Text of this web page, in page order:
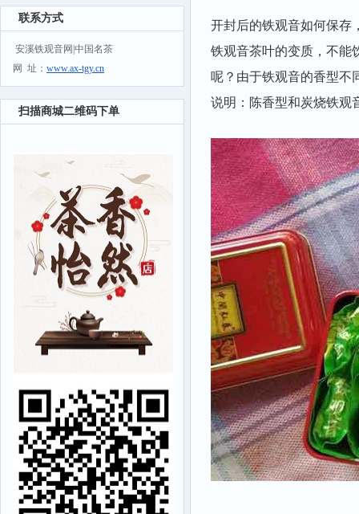
联系方式
安溪铁观音网|中国名茶
网 址： www.ax-tgy.cn
扫描商城二维码下单
开封后的铁观音如何保存
铁观音茶叶的变质，不能
呢？由于铁观音的香型不
说明：陈香型和炭烧铁观